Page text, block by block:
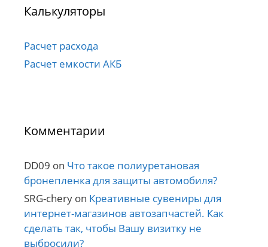
Калькуляторы
Расчет расхода
Расчет емкости АКБ
Комментарии
DD09 on Что такое полиуретановая
бронепленка для защиты автомобиля?
SRG-chery on Креативные сувениры для
интернет-магазинов автозапчастей. Как
сделать так, чтобы Вашу визитку не
выбросили?